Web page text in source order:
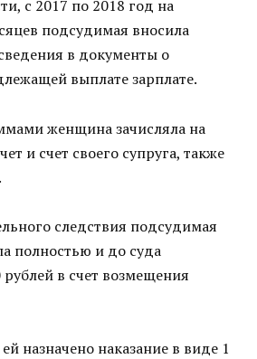
с 2017 по 2018 год на
подсудимая вносила
в документы о
выплате зарплате.
женщина зачисляла на
и счет своего супруга, также
следствия подсудимая
полностью и до суда
в счет возмещения
назначено наказание в виде 1